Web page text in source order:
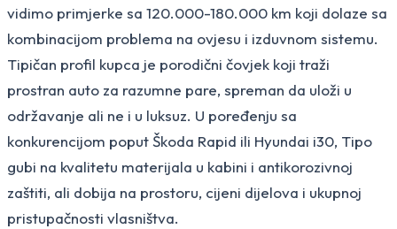
vidimo primjerke sa 120.000-180.000 km koji dolaze sa
kombinacijom problema na ovjesu i izduvnom sistemu.
Tipičan profil kupca je porodični čovjek koji traži
prostran auto za razumne pare, spreman da uloži u
održavanje ali ne i u luksuz. U poređenju sa
konkurencijom poput Škoda Rapid ili Hyundai i30, Tipo
gubi na kvalitetu materijala u kabini i antikorozivnoj
zaštiti, ali dobija na prostoru, cijeni dijelova i ukupnoj
pristupačnosti vlasništva.